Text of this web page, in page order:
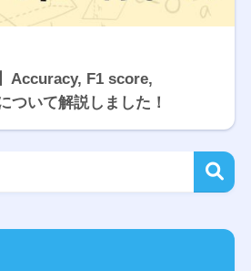
Accuracy, F1 score,
いて解説しました！